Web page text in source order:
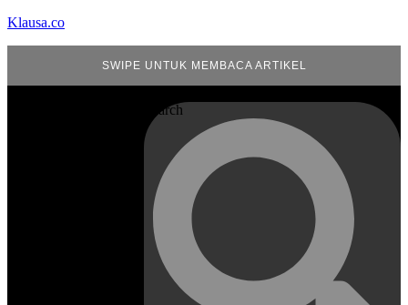
Klausa.co
SWIPE UNTUK MEMBACA ARTIKEL
Search